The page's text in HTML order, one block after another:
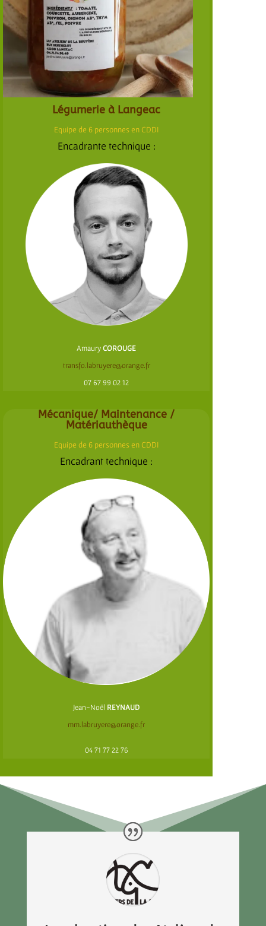
Légumerie à Langeac
Equipe de 6 personnes en CDDI
Encadrante technique :
AmauryCOROUGE
transfo.labruyere@orange.fr
07 67 99 02 12
Mécanique/ Maintenance /
Matériauthèque
Equipe de 6 personnes en CDDI
Encadrant technique :
Jean-Noël REYNAUD
mm.labruyere@orange.fr
04 71 77 22 76